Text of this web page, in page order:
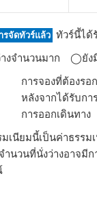
รจัดทัวร์แล้ว ทัวร์นี้ได้
งจำนวนมาก ◯ยัง
การจองที่ต้องรอ
หลังจากได้รับกา
การออกเดินทาง
เนียมนี้เป็นค่าธรร
นวนที่นั่งว่างอาจมี